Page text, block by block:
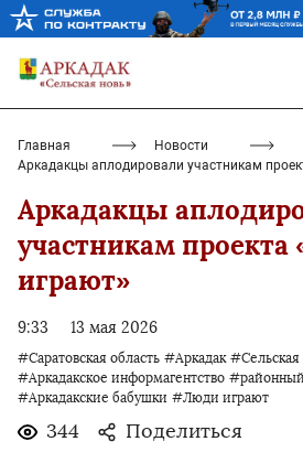
Главная
Новости
Аркадакцы аплодировали участникам
Аркадакцы
участникам
играют»
9:33 13 мая 2026
#Саратовская область #Аркадак #Сельская
#Аркадакское информагентство
#Аркадакские бабушки #Люди играют
344 Поделиться